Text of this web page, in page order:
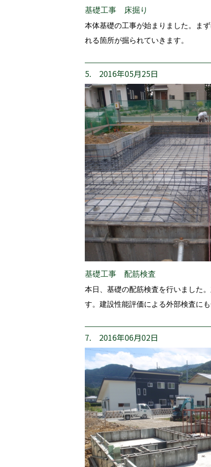
基礎工事 床掘り
本体基礎の工事が始まりました。ま
れる箇所が掘られていきます。
5. 2016年05月25日
基礎工事 配筋検査
本日、基礎の配筋検査を行いました
す。建設性能評価による外部検査にも
7. 2016年06月02日